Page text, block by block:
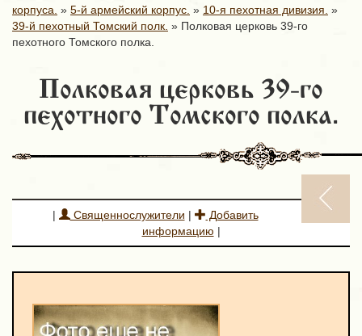
корпуса. » 5-й армейский корпус. » 10-я пехотная дивизия. »
39-й пехотный Томский полк. » Полковая церковь 39-го
пехотного Томского полка.
Полковая церковь 39-го
пехотного Томского полка.
| Священнослужители |
Добавить
информацию |